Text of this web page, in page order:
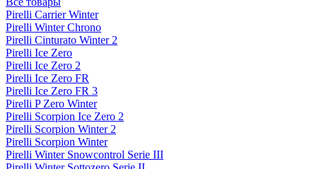
Pirelli Carrier Winter
Pirelli Winter Chrono
Pirelli Cinturato Winter 2
Pirelli Ice Zero
Pirelli Ice Zero 2
Pirelli Ice Zero FR
Pirelli Ice Zero FR 3
Pirelli P Zero Winter
Pirelli Scorpion Ice Zero 2
Pirelli Scorpion Winter 2
Pirelli Scorpion Winter
Pirelli Winter Snowcontrol Serie III